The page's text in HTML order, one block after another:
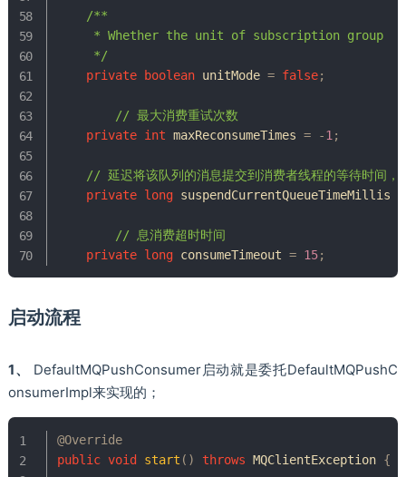
/**
     * Whether the unit of subscription group
     */
private
boolean unitMode = false;
// 最大消费重试次数
private int maxReconsumeTimes = -1;
// 延迟将该队列的消息提交到消费者线程的等待时间，
private long suspendCurrentQueueTimeMillis
// 息消费超时时间
private long consumeTimeout = 15;
启动流程
1、
DefaultMQPushConsumer启动就是委托DefaultMQPushC
onsumerImpl来实现的；
@Override
public void start ( ) throws MQClientException {